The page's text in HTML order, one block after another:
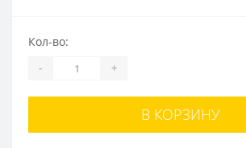
Кол-во:
- +
В КОРЗИНУ